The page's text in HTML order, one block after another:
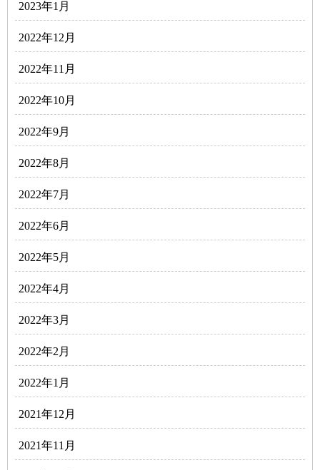
2023年1月
2022年12月
2022年11月
2022年10月
2022年9月
2022年8月
2022年7月
2022年6月
2022年5月
2022年4月
2022年3月
2022年2月
2022年1月
2021年12月
2021年11月